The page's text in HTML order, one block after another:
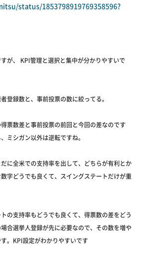
status/1853798919769358596?
が、 KPI管理と選択と集中が分かりやすいで
登録数と、事前投票の数に絞ってる。
票数差と事前投票の前回と今回の差なのです
ミシガン以外は逆転ですね。
に全米での支持率を出して、どちらが有利とか
字どうでも良くて、スイングステートだけが重
の支持率もどうでも良くて、得票数の差をどう
合選挙人登録が先に必要なので、その数を増や
。KPI設定がわかりやすいです